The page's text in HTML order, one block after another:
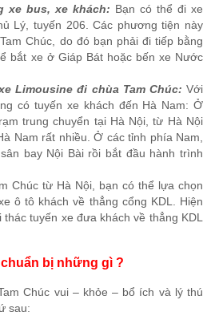
xe bus, xe khách: Bạn có thể đi xe
Lý, tuyến 206. Các phương tiện này
Chúc, do đó bạn phải đi tiếp bằng
bắt xe ở Giáp Bát hoặc bến xe Nước
Limousine đi chùa Tam Chúc: Với
có tuyến xe khách đến Hà Nam: Ở
trung chuyển tại Hà Nội, từ Hà Nội
Nam rất nhiều. Ở các tỉnh phía Nam,
bay Nội Bài rồi bắt đầu hành trình
từ Hà Nội, bạn có thể lựa chọn
ô tô khách về thẳng cổng KDL. Hiện
tuyến xe đưa khách về thẳng KDL
bị những gì ?
Chúc vui – khỏe – bổ ích và lý thú
sau: